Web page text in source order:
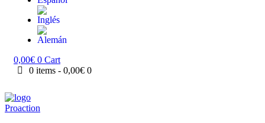
0,00€ 0 Cart
0 items -0,00€ 0